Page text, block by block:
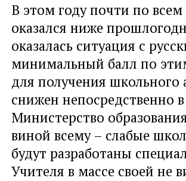
В этом году почти по
оказался ниже
оказалась ситуация с
минимальный балл по
для получения школьного
снижен непосредственно
Министерство
виной всему – слабые
будут разработаны
Учителя в массе своей не